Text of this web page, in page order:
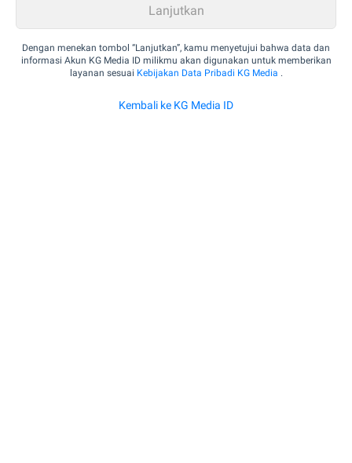
Dengan menekan tombol “Lanjutkan”, kamu menyetujui bahwa data dan
informasi Akun KG Media ID milikmu akan digunakan untuk memberikan
layanan sesuai Kebijakan Data Pribadi KG Media .
Kembali ke KG Media ID